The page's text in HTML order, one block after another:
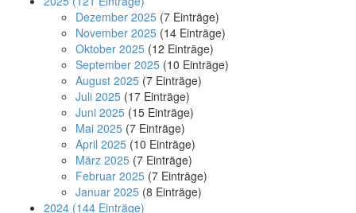
Dezember 2025 (7 Einträge)
November 2025 (14 Einträge)
Oktober 2025 (12 Einträge)
September 2025 (10 Einträge)
August 2025 (7 Einträge)
Juli 2025 (17 Einträge)
Juni 2025 (15 Einträge)
Mai 2025 (7 Einträge)
April 2025 (10 Einträge)
März 2025 (7 Einträge)
Februar 2025 (7 Einträge)
Januar 2025 (8 Einträge)
2024 (144 Einträge)